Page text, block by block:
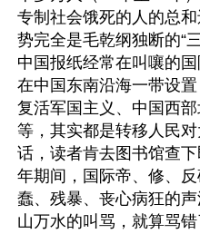
专制社会饿死的人的总
势完全是毛乾纲独断的“
中国报纸经常在叫嚷的
在中国东南沿海一带设
复活军国主义、中国西
等，其实都是转移人民
话，读者肯去图书馆查
年期间，国际帝、修、
蠢、残暴、丧心病狂的
山万水的叫骂，就算骂